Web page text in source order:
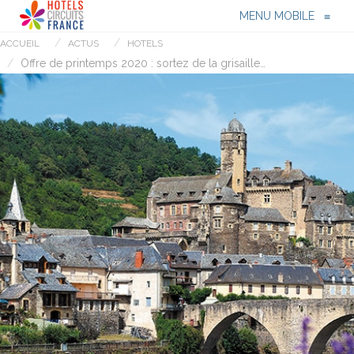
MENU MOBILE ≡
ACCUEIL ACTUS HOTELS
Offre de printemps 2020 : sortez de la grisaille…